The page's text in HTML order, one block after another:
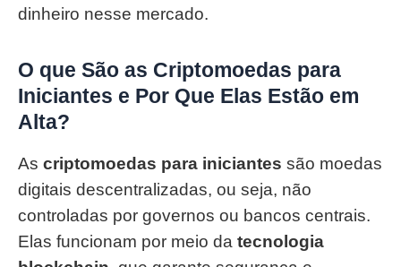
dinheiro nesse mercado.
O que São as Criptomoedas para
Iniciantes e Por Que Elas Estão em
Alta?
As criptomoedas para iniciantes são moedas
digitais descentralizadas, ou seja, não
controladas por governos ou bancos centrais.
Elas funcionam por meio da tecnologia